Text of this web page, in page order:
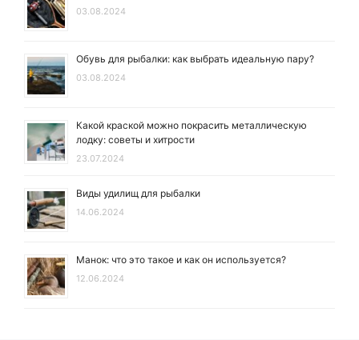
03.08.2024
Обувь для рыбалки: как выбрать идеальную пару?
03.08.2024
Какой краской можно покрасить металлическую
лодку: советы и хитрости
23.07.2024
Виды удилищ для рыбалки
14.06.2024
Манок: что это такое и как он используется?
12.06.2024